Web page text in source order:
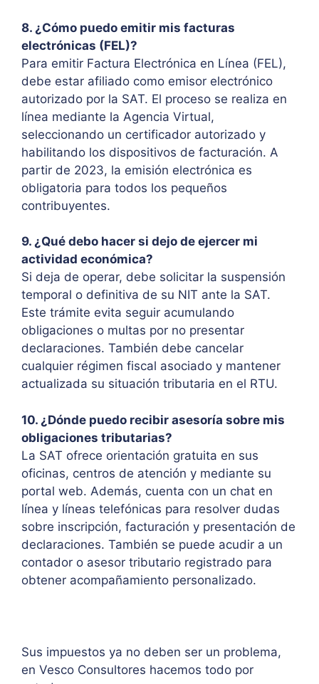
8. ¿Cómo puedo emitir mis facturas
electrónicas (FEL)?
Para emitir Factura Electrónica en Línea (FEL),
debe estar afiliado como emisor electrónico
autorizado por la SAT. El proceso se realiza en
línea mediante la Agencia Virtual,
seleccionando un certificador autorizado y
habilitando los dispositivos de facturación. A
partir de 2023, la emisión electrónica es
obligatoria para todos los pequeños
contribuyentes.
9. ¿Qué debo hacer si dejo de ejercer mi
actividad económica?
Si deja de operar, debe solicitar la suspensión
temporal o definitiva de su NIT ante la SAT.
Este trámite evita seguir acumulando
obligaciones o multas por no presentar
declaraciones. También debe cancelar
cualquier régimen fiscal asociado y mantener
actualizada su situación tributaria en el RTU.
10. ¿Dónde puedo recibir asesoría sobre mis
obligaciones tributarias?
La SAT ofrece orientación gratuita en sus
oficinas, centros de atención y mediante su
portal web. Además, cuenta con un chat en
línea y líneas telefónicas para resolver dudas
sobre inscripción, facturación y presentación de
declaraciones. También se puede acudir a un
contador o asesor tributario registrado para
obtener acompañamiento personalizado.
Sus impuestos ya no deben ser un problema,
en Vesco Consultores hacemos todo por